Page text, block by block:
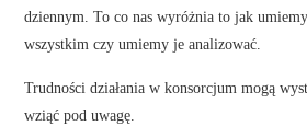
dziennym. To co nas wyróżnia to jak
wszystkim czy umiemy je analizować.
Trudności działania w konsorcjum mogą
wziąć pod uwagę.